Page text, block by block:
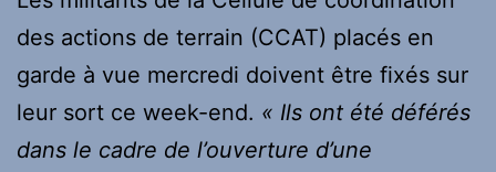
des actions de terrain (CCAT) placés en
garde à vue mercredi doivent être fixés sur
leur sort ce week-end. « Ils ont été déférés
dans le cadre de l’ouverture d’une